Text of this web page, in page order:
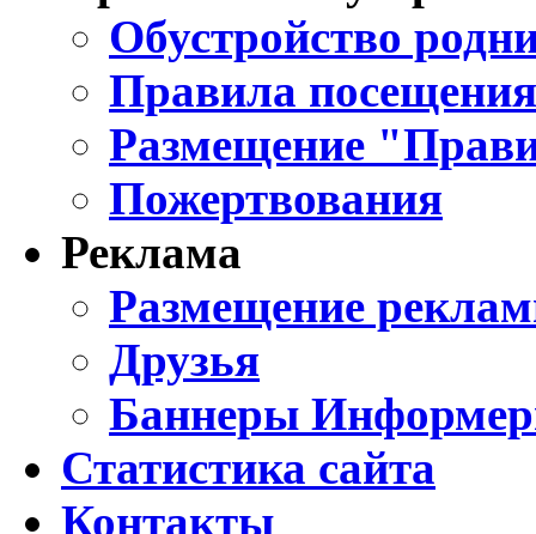
Обустройство
Правила
Размещение
Пожертвования
Реклама
Размещение
Друзья
Баннеры
Статистика сайта
Контакты